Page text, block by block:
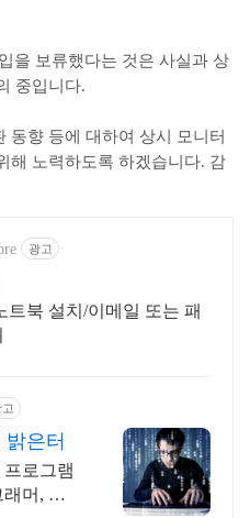
을 보류했다는 것은 사실과 상
중입니다.
동향 등에 대하여 상시 모니터
해 노력하도록 하겠습니다. 감
광고
트북 설치/이메일 또는 패
고
은터
로그램
머, 책